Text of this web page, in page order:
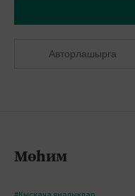
Авторлашырга
Мөһим